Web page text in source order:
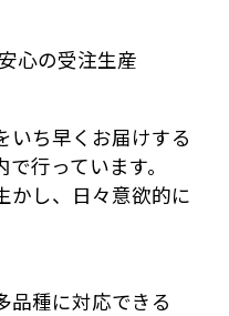
心の受注生産
いち早くお届けする
行っています。
かし、日々意欲的に
品種に対応できる